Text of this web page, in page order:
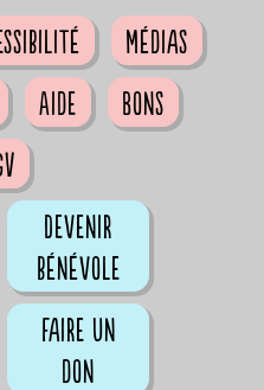
Médias
Aide
Bons
Devenir
bénévole
Faire un
don